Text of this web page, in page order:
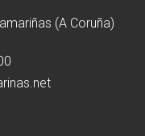
(A Coruña)